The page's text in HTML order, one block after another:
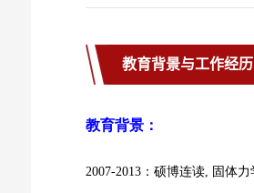
教育背景与工作经历